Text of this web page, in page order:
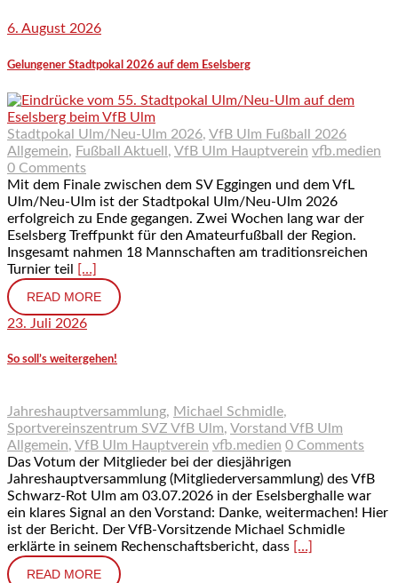
6. August 2026
Gelungener Stadtpokal 2026 auf dem Eselsberg
Stadtpokal Ulm/Neu-Ulm 2026, VfB Ulm Fußball 2026
Allgemein, Fußball Aktuell , VfB Ulm Hauptverein vfb.medien
0 Comments
Mit dem Finale zwischen dem SV Eggingen und dem VfL
Ulm/Neu-Ulm ist der Stadtpokal Ulm/Neu-Ulm 2026
erfolgreich zu Ende gegangen. Zwei Wochen lang war der
Eselsberg Treffpunkt für den Amateurfußball der Region.
Insgesamt nahmen 18 Mannschaften am traditionsreichen
Turnier teil
[…]
READ MORE
23. Juli 2026
So soll’s weitergehen!
Jahreshauptversammlung, Michael Schmidle,
Sportvereinszentrum SVZ VfB Ulm, Vorstand VfB Ulm
Allgemein, VfB Ulm Hauptverein vfb.medien 0 Comments
Das Votum der Mitglieder bei der diesjährigen
Jahreshauptversammlung (Mitgliederversammlung) des VfB
Schwarz-Rot Ulm am 03.07.2026 in der Eselsberghalle war
ein klares Signal an den Vorstand: Danke, weitermachen! Hier
ist der Bericht. Der VfB-Vorsitzende Michael Schmidle
erklärte in seinem Rechenschaftsbericht, dass […]
READ MORE